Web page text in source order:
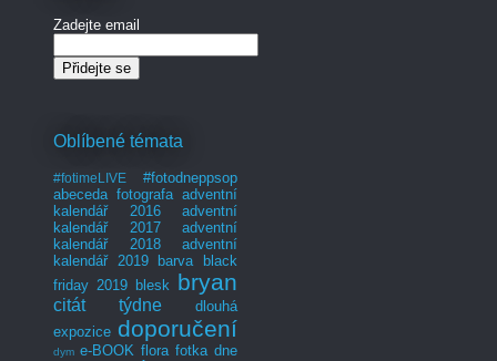
Zadejte email
Oblíbené témata
#fotimeLIVE
#fotodneppsop
abeceda fotografa adventní
kalendář 2016
adventní
kalendář 2017
adventní
kalendář 2018
adventní
kalendář 2019
barva
black
friday 2019 blesk bryan
citát týdne
dlouhá
expozice doporučení
dym e-BOOK flora fotka dne